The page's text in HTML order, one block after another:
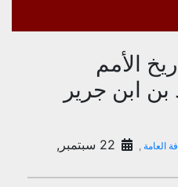
الأمم
ابن جرير
العامة ,
22 سبتمبر,